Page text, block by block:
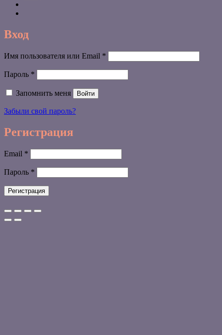
Вход
Имя пользователя или Email *
Пароль *
Запомнить меня Войти
Забыли свой пароль?
Регистрация
Email *
Пароль *
Регистрация